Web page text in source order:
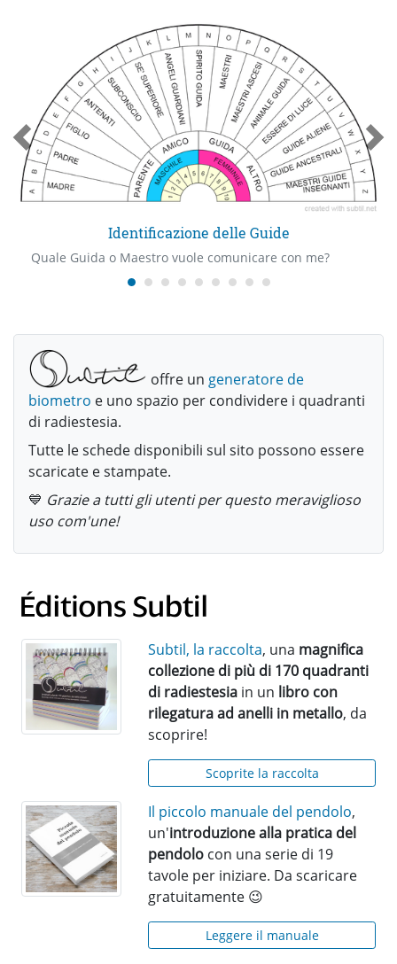
Identificazione delle Guide
Quale Guida o Maestro vuole comunicare con me?
offre un generatore de
biometro e uno spazio per condividere i quadranti
di radiestesia.
Tutte le schede disponibili sul sito possono essere
scaricate e stampate.
💙 Grazie a tutti gli utenti per questo meraviglioso
uso com'une!
Subtil, la raccolta, una magnifica
collezione di più di 170 quadranti
di radiestesia in un libro con
rilegatura ad anelli in metallo, da
scoprire!
Scoprite la raccolta
Il piccolo manuale del pendolo,
un'introduzione alla pratica del
pendolo con una serie di 19
tavole per iniziare. Da scaricare
gratuitamente 😉
Leggere il manuale